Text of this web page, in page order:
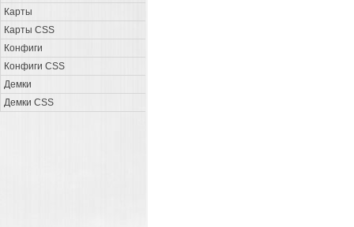
Карты
Карты CSS
Конфиги
Конфиги CSS
Демки
Демки CSS